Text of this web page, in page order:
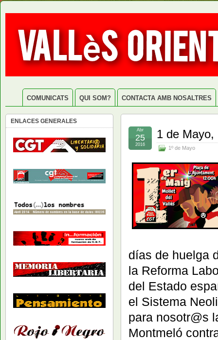
COMUNICATS QUI SOM? CONTACTA AMB NOSALTRES
1 de Mayo,
1º de Mayo
Abr
25
2016
días de huelga
la Reforma
del Estado
el Sistema
para nosotr@s
Montmeló
ENLACES GENERALES